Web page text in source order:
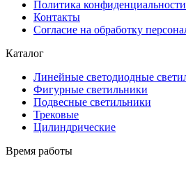
Политика конфиденциальности
Контакты
Согласие на обработку
Каталог
Линейные светодиодные
Фигурные светильники
Подвесные светильники
Трековые
Цилиндрические
Время работы